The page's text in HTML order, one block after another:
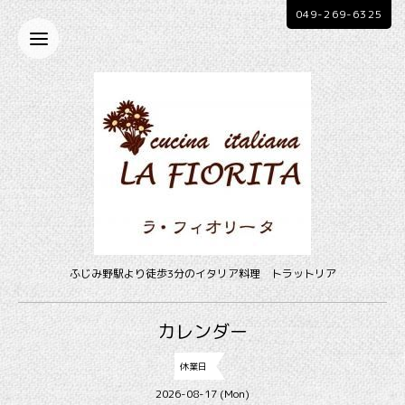
ふじみ野駅より徒歩3分のイタリア料理 トラットリア
049-269-6325
カレンダー
休業日
2026-08-17 (Mon)